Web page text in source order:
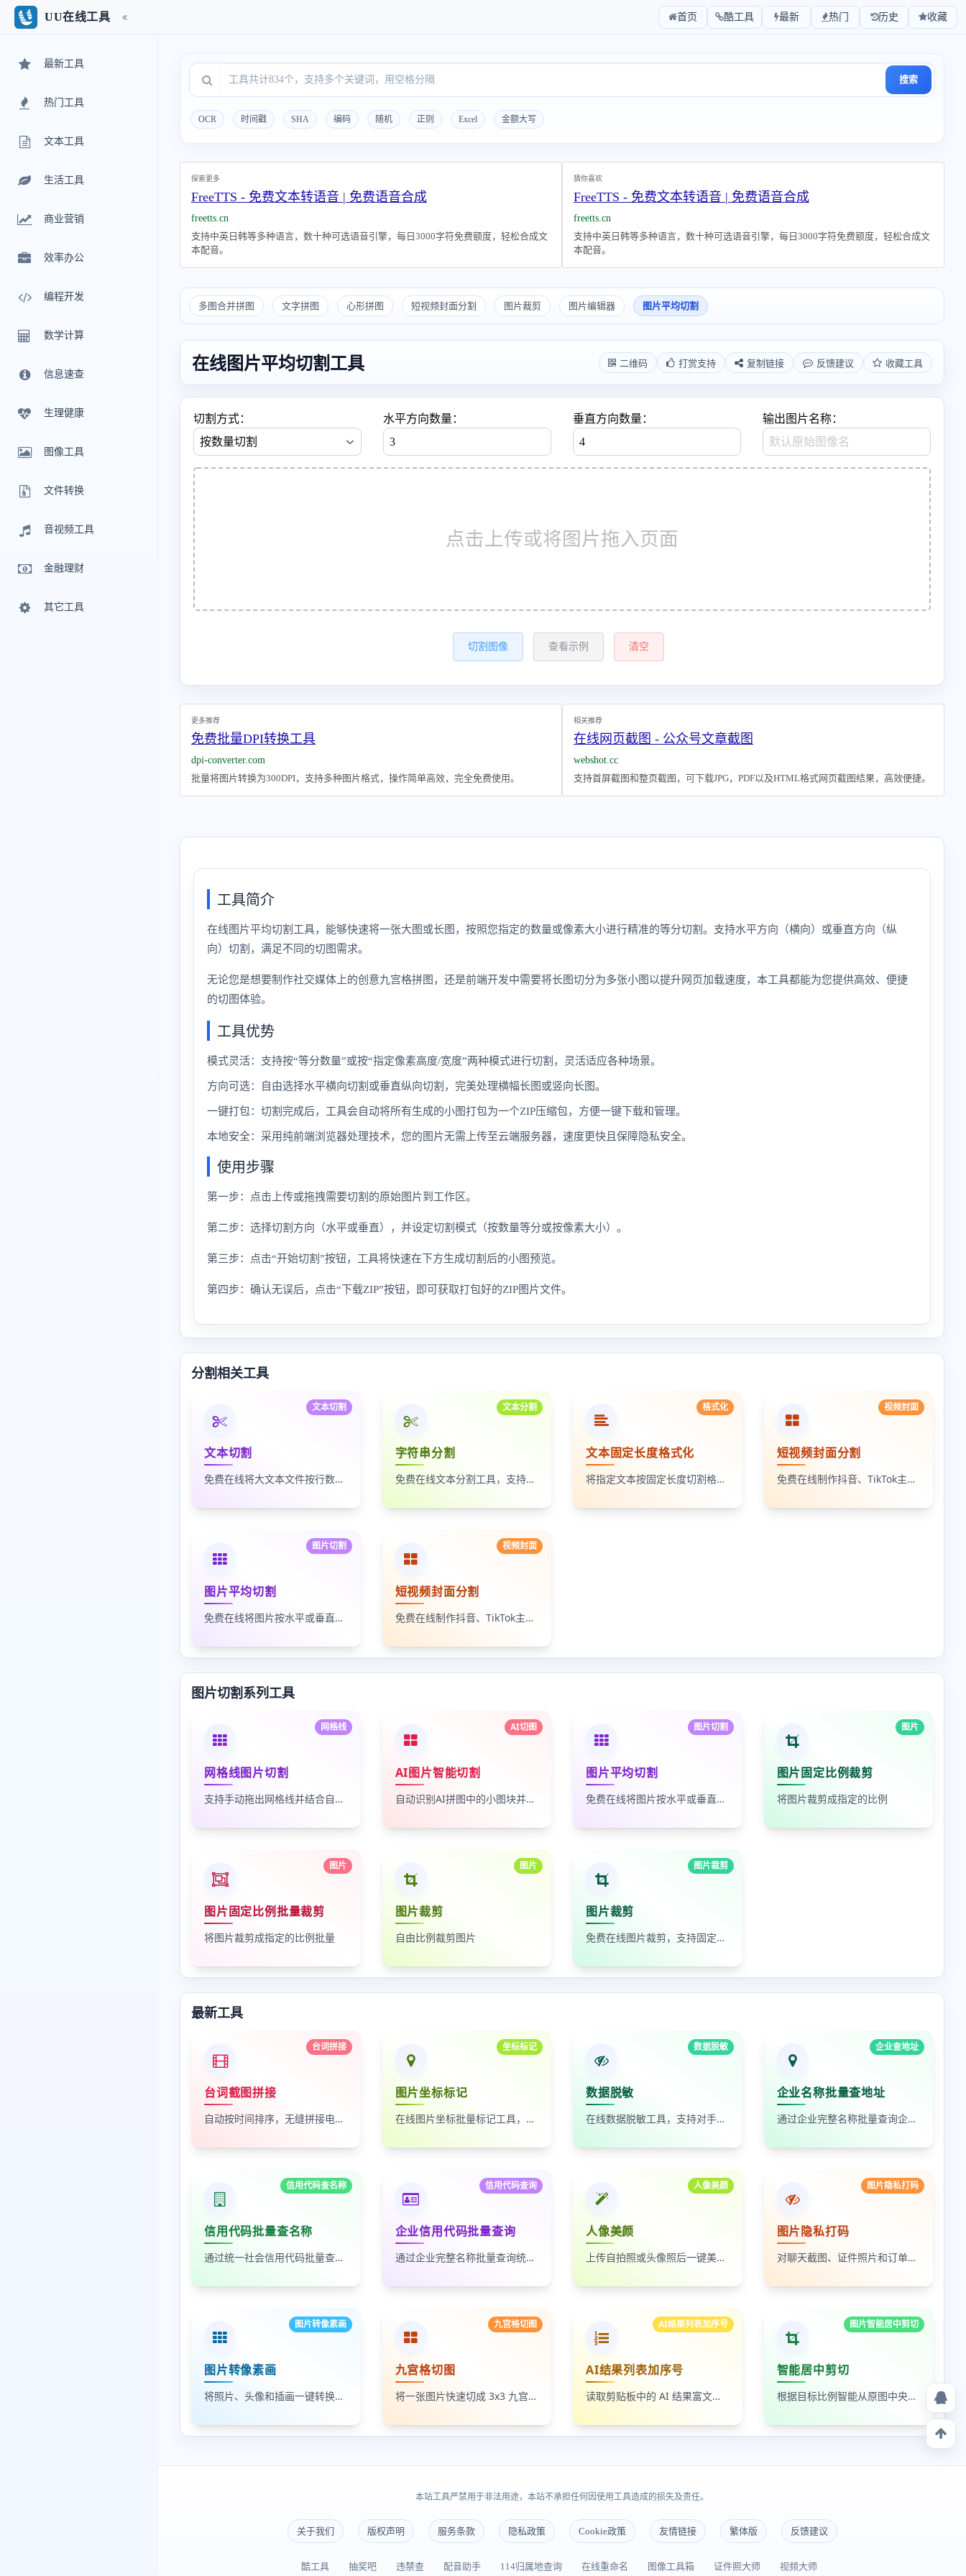
最新工具
热门工具
文本工具
生活工具
商业营销
效率办公
编程开发
数学计算
信息速查
生理健康
图像工具
文件转换
音视频工具
金融理财
其它工具
UU在线工具 首页 酷工具 最新 热门 历史 收藏
搜索
OCR 时间戳 SHA 编码 随机 正则 Excel 金额大写
探索更多
FreeTTS - 免费文本转语音 | 免费语音合成
freetts.cn
支持中英日韩等多种语言，数十种可选语音引擎，每日3000字符免费额度，轻松合成文
本配音。
猜你喜欢
FreeTTS - 免费文本转语音 | 免费语音合成
freetts.cn
支持中英日韩等多种语言，数十种可选语音引擎，每日3000字符免费额度，轻松合成文
本配音。
多图合并拼图 文字拼图 心形拼图 短视频封面分割 图片裁剪 图片编辑器 图片平均切割
在线图片平均切割工具 二维码 打赏支持 复制链接 反馈建议 收藏工具
切割方式： 水平方向数量： 垂直方向数量： 输出图片名称：
点击上传或将图片拖入页面
切割图像 查看示例 清空
更多推荐
免费批量DPI转换工具
dpi-converter.com
批量将图片转换为300DPI，支持多种图片格式，操作简单高效，完全免费使用。
相关推荐
在线网页截图 - 公众号文章截图
webshot.cc
支持首屏截图和整页截图，可下载JPG，PDF以及HTML格式网页截图结果，高效便捷。
工具简介
在线图片平均切割工具，能够快速将一张大图或长图，按照您指定的数量或像素大小进行精准的等分切割。支持水平方向（横向）或垂直方向（纵
向）切割，满足不同的切图需求。
无论您是想要制作社交媒体上的创意九宫格拼图，还是前端开发中需要将长图切分为多张小图以提升网页加载速度，本工具都能为您提供高效、便捷
的切图体验。
工具优势
模式灵活：支持按“等分数量”或按“指定像素高度/宽度”两种模式进行切割，灵活适应各种场景。
方向可选：自由选择水平横向切割或垂直纵向切割，完美处理横幅长图或竖向长图。
一键打包：切割完成后，工具会自动将所有生成的小图打包为一个ZIP压缩包，方便一键下载和管理。
本地安全：采用纯前端浏览器处理技术，您的图片无需上传至云端服务器，速度更快且保障隐私安全。
使用步骤
第一步：点击上传或拖拽需要切割的原始图片到工作区。
第二步：选择切割方向（水平或垂直），并设定切割模式（按数量等分或按像素大小）。
第三步：点击“开始切割”按钮，工具将快速在下方生成切割后的小图预览。
第四步：确认无误后，点击“下载ZIP”按钮，即可获取打包好的ZIP图片文件。
分割相关工具
文本切割
文本切割
免费在线将大文本文件按行数切割成多个小文件。
文本分割
字符串分割
免费在线文本分割工具，支持按指定长度将文本字符串分割成字符串列表。
格式化
文本固定长度格式化
将指定文本按固定长度切割格式化成多行
视频封面
短视频封面分割
免费在线制作抖音、TikTok主页拼图封面。
图片切割
图片平均切割
免费在线将图片按水平或垂直方向均等切割为多张小图。
视频封面
短视频封面分割
免费在线制作抖音、TikTok主页拼图封面。
图片切割系列工具
网格线
网格线图片切割
支持手动拖出网格线并结合自动检测，一键将图片按网格切割为多张小图
AI切图
AI图片智能切割
自动识别AI拼图中的小图块并一键批量切割导出
图片切割
图片平均切割
免费在线将图片按水平或垂直方向均等切割为多张小图。
图片
图片固定比例裁剪
将图片裁剪成指定的比例
图片
图片固定比例批量裁剪
将图片裁剪成指定的比例批量
图片
图片裁剪
自由比例裁剪图片
图片裁剪
图片裁剪
免费在线图片裁剪，支持固定比例和自由剪裁。
最新工具
台词拼接
台词截图拼接
自动按时间排序，无缝拼接电影台词截图
坐标标记
图片坐标标记
在线图片坐标批量标记工具，支持自定义红点、颜色、大小及序号
数据脱敏
数据脱敏
在线数据脱敏工具，支持对手机号、身份证号、姓名、邮箱等敏感数据进行批量脱敏处理，保护隐私安全
企业查地址
企业名称批量查地址
通过企业完整名称批量查询企业地址，支持查看默认地址、年报地址和注册地址，适合企业资料整理和工商信息核对
信用代码查名称
信用代码批量查名称
通过统一社会信用代码批量查询企业名称，适合企业名单核验、客户资料整理和工商信息补全
信用代码查询
企业信用代码批量查询
通过企业完整名称批量查询统一社会信用代码，适合企业资料整理、名单核验和工商信息匹配
人像美颜
人像美颜
上传自拍照或头像照后一键美颜，支持人像磨皮、提亮和美颜强度调节，适合人物照片快速优化
图片隐私打码
图片隐私打码
对聊天截图、证件照片和订单页面中的敏感内容进行局部打码，支持多次框选和重复处理
图片转像素画
图片转像素画
将照片、头像和插画一键转换成像素画风格图片，支持调节像素颗粒度、输出倍率和导出格式
九宫格切图
九宫格切图
将一张图片快速切成 3x3 九宫格小图，支持单张下载和 ZIP 打包下载
AI结果列表加序号
AI结果列表加序号
读取剪贴板中的 AI 结果富文本列表，为 ul、ol 等列表自动补 1-N 序号，支持富文本和纯文本输出
图片智能居中剪切
智能居中剪切
根据目标比例智能从原图中央裁出最大可用区域，适合封面图、缩略图和平台尺寸适配
本站工具严禁用于非法用途，本站不承担任何因使用工具造成的损失及责任。
关于我们 版权声明 服务条款 隐私政策 Cookie政策 友情链接 繁体版 反馈建议
酷工具 抽奖吧 违禁查 配音助手 114归属地查询 在线重命名 图像工具箱 证件照大师 视频大师